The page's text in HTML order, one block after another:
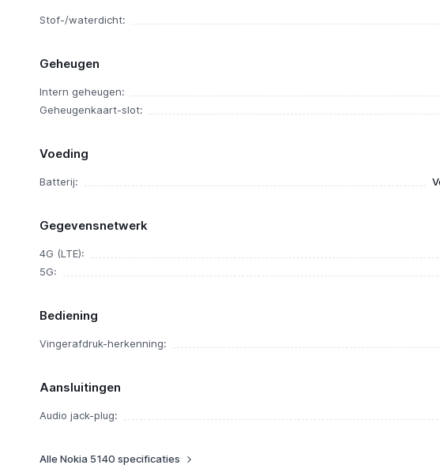
Stof-/waterdicht:
Geheugen
Intern geheugen:
Geheugenkaart-slot:
Voeding
Batterij:
Gegevensnetwerk
4G (LTE):
5G:
Bediening
Vingerafdruk-herkenning:
Aansluitingen
Audio jack-plug:
Alle Nokia 5140 specificaties